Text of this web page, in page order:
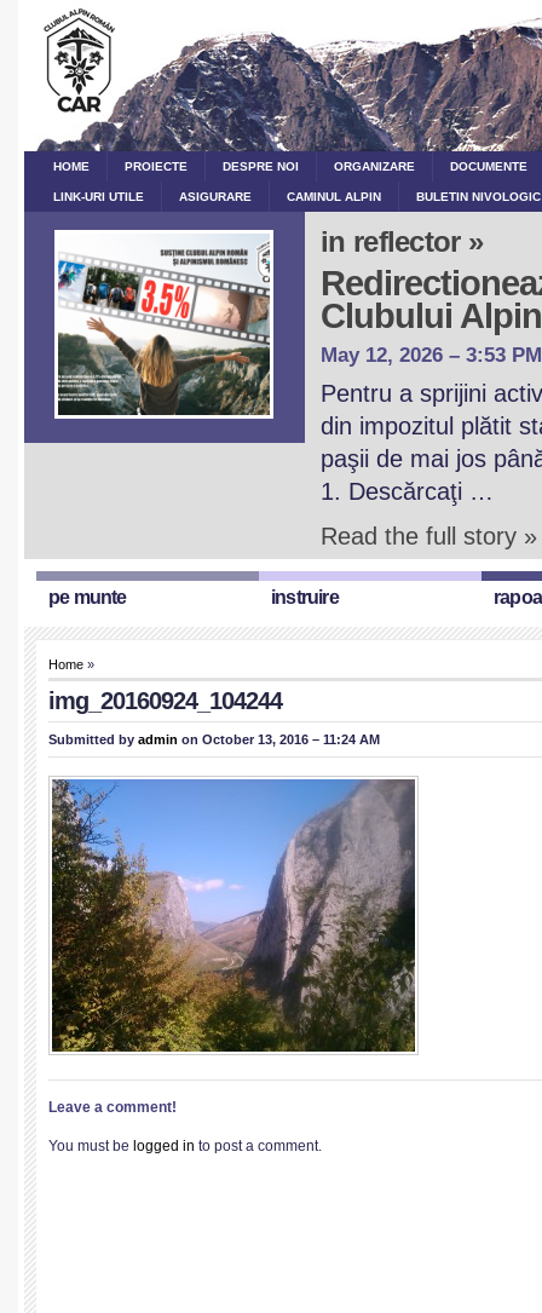
HOME PROIECTE DESPRE NOI ORGANIZARE DOCUMENTE
LINK-URI UTILE ASIGURARE CAMINUL ALPIN BULETIN
in reflector »
Clubului
May 12, 2026 – 3:53 PM
Pentru a sprijini
din impozitul plătit
paşii de mai jos
1. Descărcaţi …
Read the full story »
pe munte instruire
Home »
img_20160924_104244
Submitted by admin on October 13, 2016 – 11:24 AM
Leave a comment!
You must be logged in to post a comment.